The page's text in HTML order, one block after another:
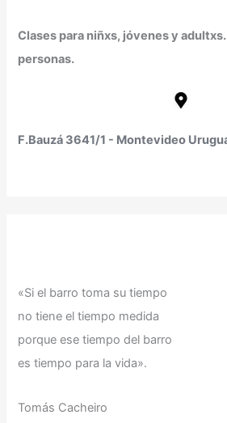
Clases para niñxs, jóvenes y adultxs.
personas.
F.Bauzá 3641/1 - Montevideo
«Si el barro toma su tiempo
no tiene el tiempo medida
porque ese tiempo del barro
es tiempo para la vida».
Tomás Cacheiro